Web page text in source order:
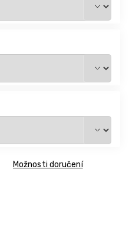
Možnosti doručení